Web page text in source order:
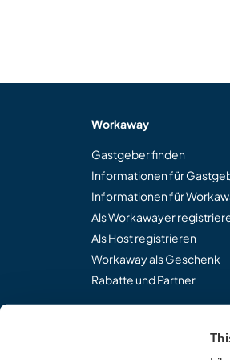
Workaway
Gastgeber finden
Informationen für
Informationen für
Als Workawayer
Als Host registrieren
Workaway als Geschenk
Rabatte und Partner